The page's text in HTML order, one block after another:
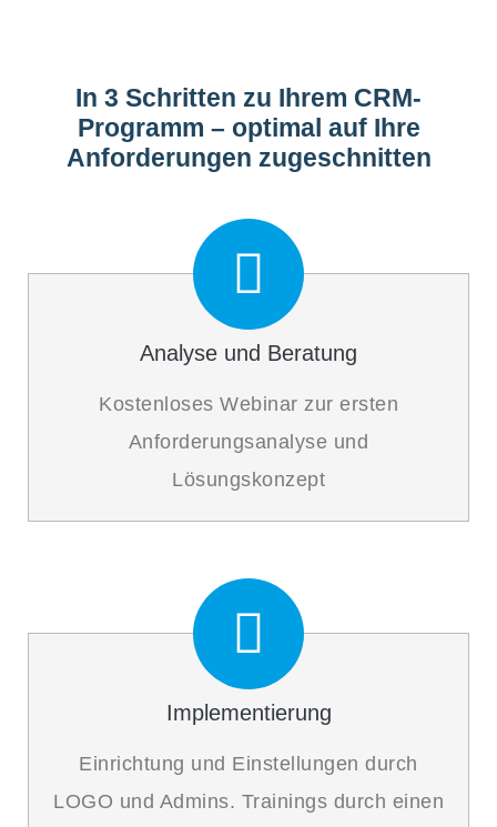
In 3 Schritten zu Ihrem CRM-
Programm – optimal auf Ihre
Anforderungen zugeschnitten
Analyse und Beratung
Kostenloses Webinar zur ersten
Anforderungsanalyse und
Lösungskonzept
Implementierung
Einrichtung und Einstellungen durch
LOGO und Admins. Trainings durch einen